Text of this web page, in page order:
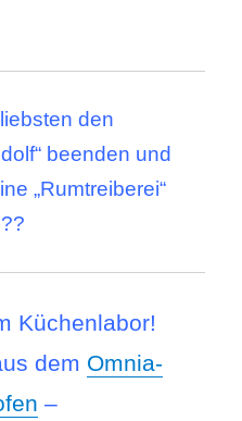
den
beenden und
„Rumtreiberei“
Küchenlabor!
dem Omnia-
–